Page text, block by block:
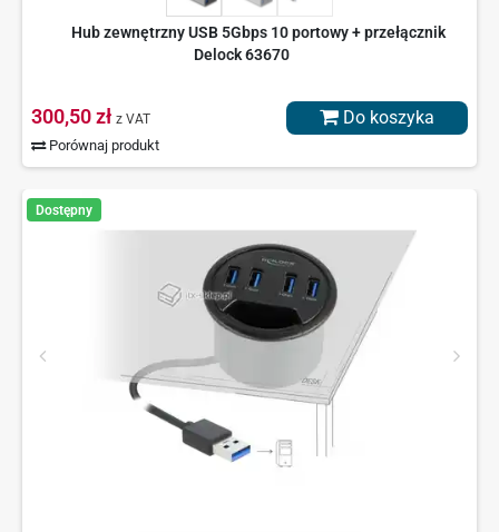
Hub zewnętrzny USB 5Gbps 10 portowy + przełącznik
Delock 63670
300,50 zł z VAT
Porównaj produkt
Do koszyka
Dostępny